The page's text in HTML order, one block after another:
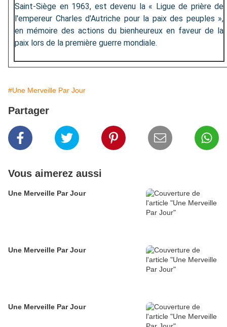
Saint-Siège en 1963, est devenu la « Ligue de prière de
l'empereur Charles d'Autriche pour la paix des peuples »,
en mémoire des actions du bienheureux en faveur de la
paix lors de la première guerre mondiale.
#Une Merveille Par Jour
Partager
Vous aimerez aussi
Une Merveille Par Jour
Une Merveille Par Jour
Une Merveille Par Jour